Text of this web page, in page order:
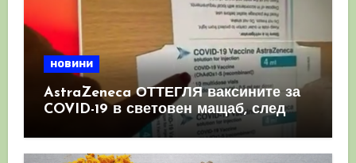
новини
AstraZeneca ОТТЕГЛЯ ваксините за
COVID-19 в световен мащаб, след
като призна, че те причиняват